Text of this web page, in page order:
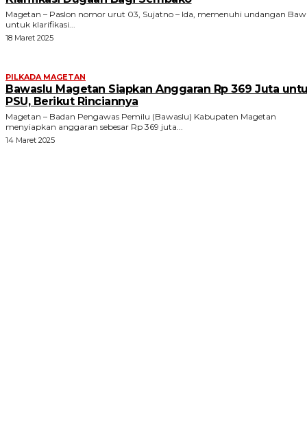
Magetan – Paslon nomor urut 03, Sujatno – Ida, memenuhi undangan
untuk klarifikasi...
18 Maret 2025
PILKADA MAGETAN
Bawaslu Magetan Siapkan Anggaran Rp 369 Juta
PSU, Berikut Rinciannya
Magetan – Badan Pengawas Pemilu (Bawaslu) Kabupaten Magetan
menyiapkan anggaran sebesar Rp 369 juta...
14 Maret 2025